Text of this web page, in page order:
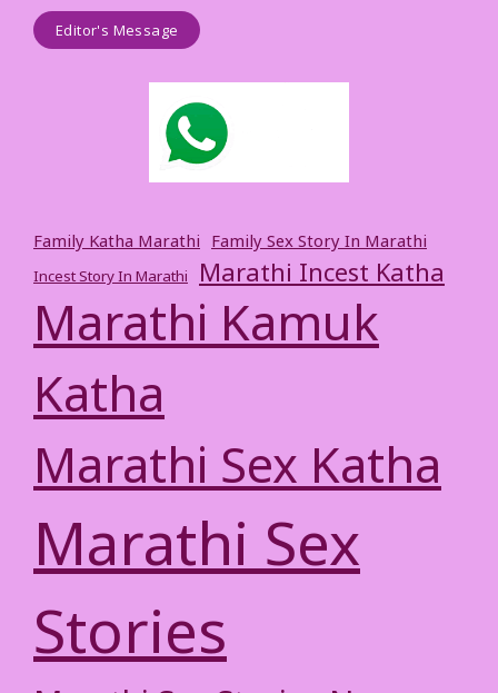
Editor's Message
Family Katha Marathi Family Sex Story In Marathi
Incest Story In Marathi Marathi Incest Katha
Marathi Kamuk
Katha
Marathi Sex Katha
Marathi Sex
Stories